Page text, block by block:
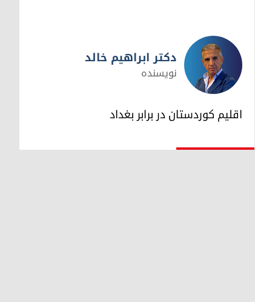
دکتر ابراهیم خالد
دکتر ابراهیم خالد
نویسنده
اقلیم کوردستان در برابر بغداد